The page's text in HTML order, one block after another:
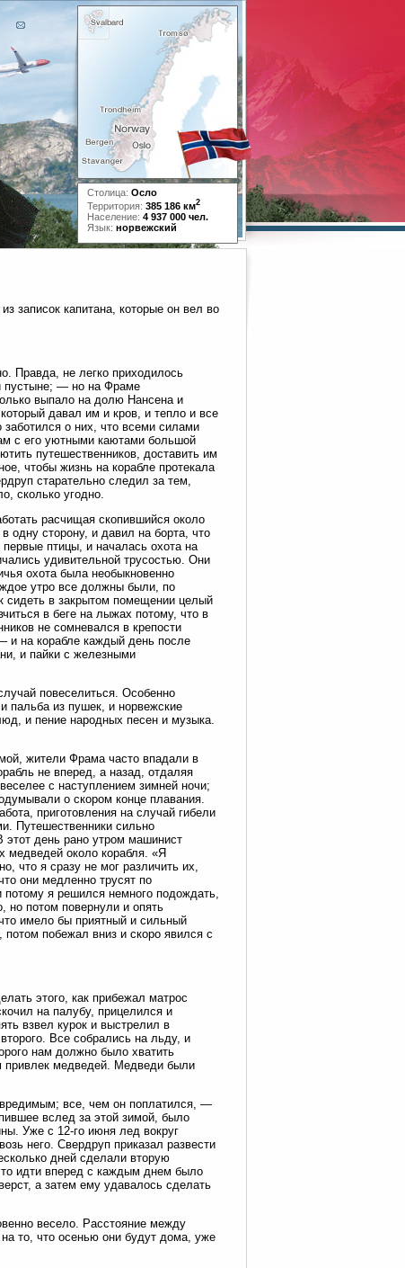
Столица: Осло
Территория: 385 186 км2
Население: 4 937 000 чел.
Язык: норвежский
записок капитана, которые он вел во
Правда, не легко приходилось
пустыне; — но на Фраме
выпало на долю Нансена и
давал им и кров, и тепло и все
о них, что всеми силами
с его уютными каютами большой
путешественников, доставить им
чтобы жизнь на корабле протекала
старательно следил за тем,
сколько угодно.
расчищая скопившийся около
одну сторону, и давил на борта, что
птицы, и началась охота на
удивительной трусостью. Они
охота была необыкновенно
утро все должны были, по
сидеть в закрытом помещении целый
в беге на лыжах потому, что в
не сомневался в крепости
и на корабле каждый день после
и пайки с железными
повеселиться. Особенно
пальба из пушек, и норвежские
и пение народных песен и музыка.
жители Фрама часто впадали в
не вперед, а назад, отдаляя
с наступлением зимней ночи;
о скором конце плавания.
приготовления на случай гибели
Путешественники сильно
этот день рано утром машинист
медведей около корабля. «Я
что я сразу не мог различить их,
они медленно трусят по
я решился немного подождать,
но потом повернули и опять
имело бы приятный и сильный
побежал вниз и скоро явился с
этого, как прибежал матрос
на палубу, прицелился и
взвел курок и выстрелил в
Все собрались на льду, и
нам должно было хватить
привлек медведей. Медведи были
все, чем он поплатился, —
вслед за этой зимой, было
Уже с 12-го июня лед вокруг
него. Свердруп приказал развести
дней сделали вторую
идти вперед с каждым днем было
а затем ему удавалось сделать
весело. Расстояние между
то, что осенью они будут дома, уже